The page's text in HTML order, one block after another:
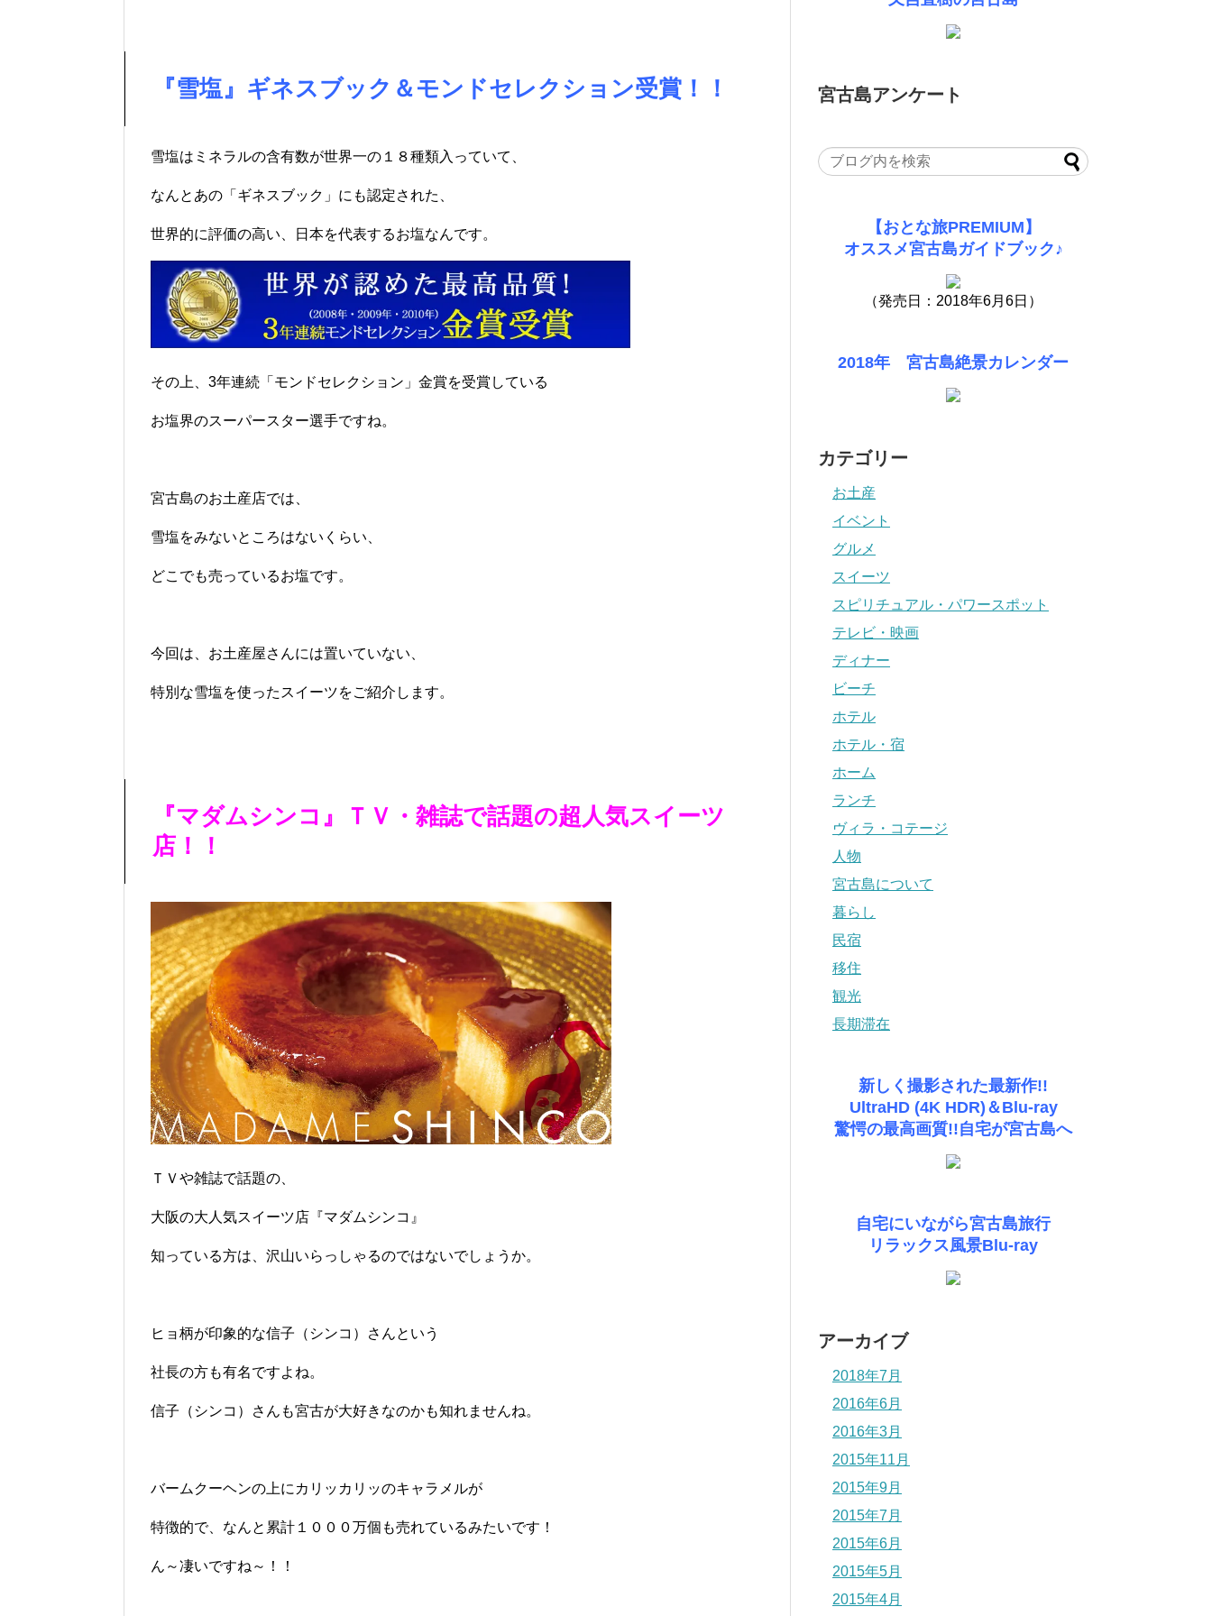
『雪塩』ギネスブック＆モンドセレクション受賞！！
雪塩はミネラルの含有数が世界一の１８種類入っていて、
なんとあの「ギネスブック」にも認定された、
世界的に評価の高い、日本を代表するお塩なんです。
その上、3年連続「モンドセレクション」金賞を受賞している
お塩界のスーパースター選手ですね。
宮古島のお土産店では、
雪塩をみないところはないくらい、
どこでも売っているお塩です。
今回は、お土産屋さんには置いていない、
特別な雪塩を使ったスイーツをご紹介します。
『マダムシンコ』ＴＶ・雑誌で話題の超人気スイーツ
店！！
ＴＶや雑誌で話題の、
大阪の大人気スイーツ店『マダムシンコ』
知っている方は、沢山いらっしゃるのではないでしょうか。
ヒョ柄が印象的な信子（シンコ）さんという
社長の方も有名ですよね。
信子（シンコ）さんも宮古が大好きなのかも知れませんね。
バームクーヘンの上にカリッカリッのキャラメルが
特徴的で、なんと累計１０００万個も売れているみたいです！
ん～凄いですね～！！
宮古島アンケート
【おとな旅PREMIUM】
オススメ宮古島ガイドブック♪
（発売日：2018年6月6日）
2018年 宮古島絶景カレンダー
カテゴリー
お土産
イベント
グルメ
スイーツ
スピリチュアル・パワースポット
テレビ・映画
ディナー
ビーチ
ホテル
ホテル・宿
ホーム
ランチ
ヴィラ・コテージ
人物
宮古島について
暮らし
民宿
移住
観光
長期滞在
新しく撮影された最新作!!
UltraHD (4K HDR)＆Blu-ray
驚愕の最高画質!!自宅が宮古島へ
自宅にいながら宮古島旅行
リラックス風景Blu-ray
アーカイブ
2018年7月
2016年6月
2016年3月
2015年11月
2015年9月
2015年7月
2015年6月
2015年5月
2015年4月